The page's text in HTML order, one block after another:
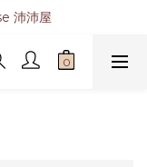
沛沛屋